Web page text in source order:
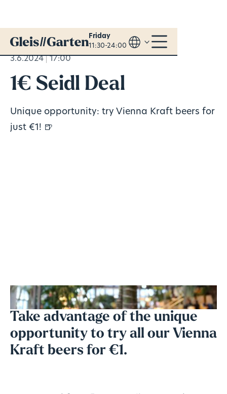
Friday
11:30-24:00
3.6.2024 17:00
1€ Seidl Deal
Unique opportunity: try Vienna Kraft beers for
just €1! 🍺
Take advantage of the unique
opportunity to try all our Vienna
Kraft beers for €1.